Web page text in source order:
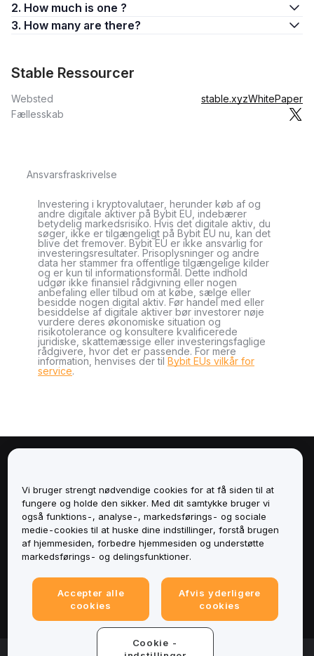
2. How much is one ?
3. How many are there?
​​Stable Ressourcer
Websted stable.xyzWhitePaper
Fællesskab
Ansvarsfraskrivelse
Investering i kryptovalutaer, herunder køb af og
andre digitale aktiver på Bybit EU, indebærer
betydelig markedsrisiko. Hvis det digitale aktiv, du
søger, ikke er tilgængeligt på Bybit EU nu, kan det
blive det fremover. Bybit EU er ikke ansvarlig for
investeringsresultater. Prisoplysninger og andre
data her stammer fra offentlige tilgængelige kilder
og er kun til informationsformål. Dette indhold
udgør ikke finansiel rådgivning eller nogen
anbefaling eller tilbud om at købe, sælge eller
besidde nogen digital aktiv. Før handel med eller
besiddelse af digitale aktiver bør investorer nøje
vurdere deres økonomiske situation og
risikotolerance og konsultere kvalificerede
juridiske, skattemæssige eller investeringsfaglige
rådgivere, hvor det er passende. For mere
information, henvises der til Bybit EUs vilkår for
service.
Tjenester
Support
Juridisk
Vi bruger strengt nødvendige cookies for at få siden til at
fungere og holde den sikker. Med dit samtykke bruger vi
også funktions-, analyse-, markedsførings- og sociale
medie-cookies til at huske dine indstillinger, forstå brugen
af hjemmesiden, forbedre hjemmesiden og understøtte
markedsførings- og delingsfunktioner.
Accepter alle
cookies
Afvis yderligere
cookies
Cookie -